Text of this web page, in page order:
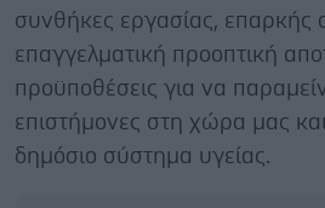
συνθήκες εργασίας, επαρκής
επαγγελματική προοπτική
προϋποθέσεις για να
επιστήμονες στη χώρα μας
δημόσιο σύστημα υγείας.